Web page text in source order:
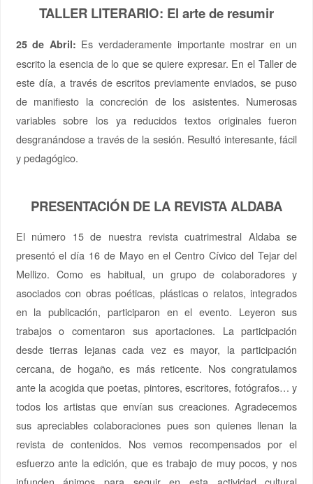
TALLER LITERARIO: El arte de resumir
25 de Abril: Es verdaderamente importante mostrar en un
escrito la esencia de lo que se quiere expresar. En el Taller de
este día, a través de escritos previamente enviados, se puso
de manifiesto la concreción de los asistentes. Numerosas
variables sobre los ya reducidos textos originales fueron
desgranándose a través de la sesión. Resultó interesante, fácil
y pedagógico.
PRESENTACIÓN DE LA REVISTA ALDABA
El número 15 de nuestra revista cuatrimestral Aldaba se
presentó el día 16 de Mayo en el Centro Cívico del Tejar del
Mellizo. Como es habitual, un grupo de colaboradores y
asociados con obras poéticas, plásticas o relatos, integrados
en la publicación, participaron en el evento. Leyeron sus
trabajos o comentaron sus aportaciones. La participación
desde tierras lejanas cada vez es mayor, la participación
cercana, de hogaño, es más reticente. Nos congratulamos
ante la acogida que poetas, pintores, escritores, fotógrafos… y
todos los artistas que envían sus creaciones. Agradecemos
sus apreciables colaboraciones pues son quienes llenan la
revista de contenidos. Nos vemos recompensados por el
esfuerzo ante la edición, que es trabajo de muy pocos, y nos